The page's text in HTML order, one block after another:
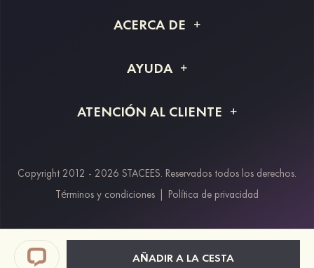
AÑADIR A LA CESTA
ACERCA DE
Información de envío
AYUDA
Devoluciones y reembolsos
ATENCIÓN AL CLIENTE
Métodos de pago
Klarna
Paypal
Descuento estudiantes & trabajadores clave
Copyright 2012 - 2026 STACEES. Reservados todos los derechos.
Términos y condiciones | Política de privacidad